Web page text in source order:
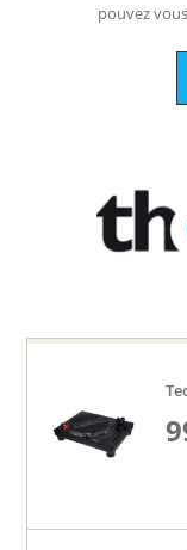
pouvez